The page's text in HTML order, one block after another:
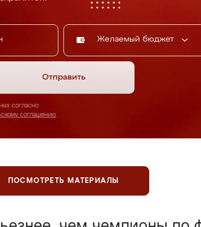
Желаемый бюджет
Отправить
согласно
соглашению
ПОСМОТРЕТЬ МАТЕРИАЛЫ